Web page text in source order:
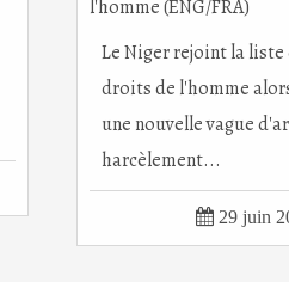
Le Niger rejoint la liste
droits de l'homme
une nouvelle vague
harcèlement...
 29 juin